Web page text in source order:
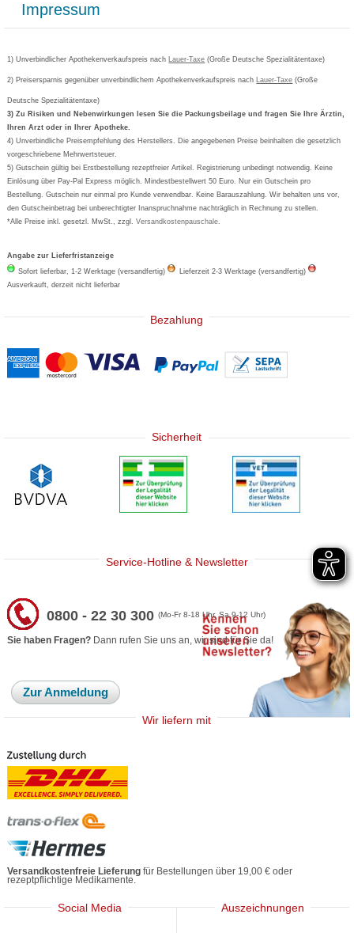
AGB
Cookie-Einstellungen
Vertrag widerrufen
Versandkosten
Bestellschein ausfüllen
Newsletteranmeldung
Gutschein und Rabatte
Kundenbewertung
Grippostad
Bepanthen
Formoline
Wick
Eucerin
Basica
Impressum
1) Unverbindlicher Apothekenverkaufspreis nach Lauer-Taxe (Große Deutsche Spezialitätentaxe)
2) Preisersparnis gegenüber unverbindlichem Apothekenverkaufspreis nach Lauer-Taxe (Große
Deutsche Spezialitätentaxe)
3) Zu Risiken und Nebenwirkungen lesen Sie die Packungsbeilage und fragen Sie Ihre Ärztin,
Ihren Arzt oder in Ihrer Apotheke.
4) Unverbindliche Preisempfehlung des Herstellers. Die angegebenen Preise beinhalten die gesetzlich
vorgeschriebene Mehrwertsteuer.
5) Gutschein gültig bei Erstbestellung rezeptfreier Artikel. Registrierung unbedingt notwendig. Keine
Einlösung über Pay-Pal Express möglich. Mindestbestellwert 50 Euro. Nur ein Gutschein pro
Bestellung. Gutschein nur einmal pro Kunde verwendbar. Keine Barauszahlung. Wir behalten uns vor,
den Gutscheinbetrag bei unberechtigter Inanspruchnahme nachträglich in Rechnung zu stellen.
*Alle Preise inkl. gesetzl. MwSt., zzgl.Versandkostenpauschale.
Angabe zur Lieferfristanzeige
Sofort lieferbar, 1-2 Werktage (versandfertig)
Lieferzeit 2-3 Werktage (versandfertig)
Ausverkauft, derzeit nicht lieferbar
Bezahlung
Sicherheit
Service-Hotline & Newsletter
0800 - 22 30 300(Mo-Fr 8-18 Uhr, Sa 9-12 Uhr)
Sie haben Fragen? Dann rufen Sie uns an, wir sind für Sie da!
Zur Anmeldung
Wir liefern mit
Versandkostenfreie Lieferung für Bestellungen über 19,00 € oder
rezeptpflichtige Medikamente.
Social Media Auszeichnungen